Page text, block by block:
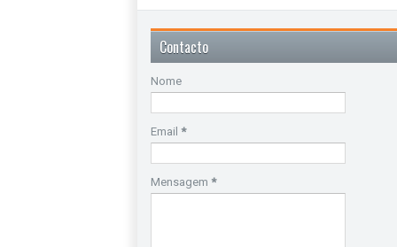
Contacto
Nome
Email *
Mensagem *